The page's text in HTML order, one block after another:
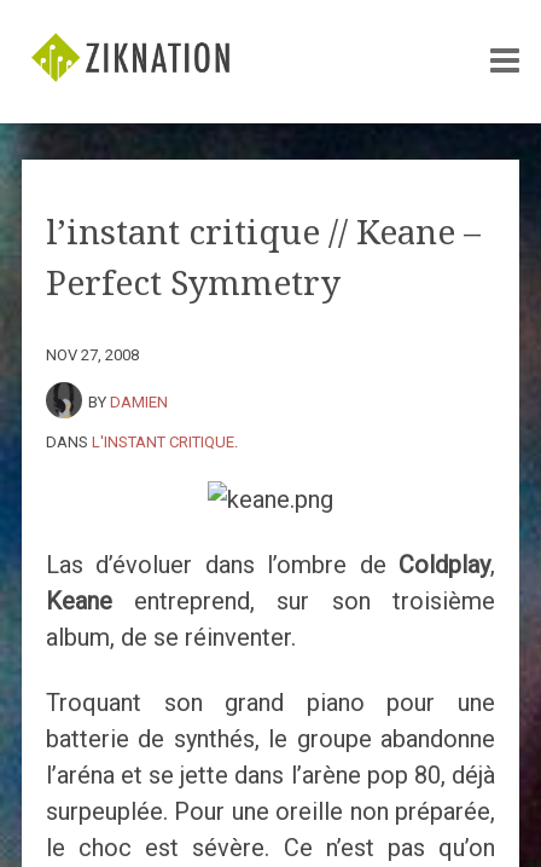
l’instant critique // Keane –
Perfect Symmetry
NOV 27, 2008
BY DAMIEN
DANS L'INSTANT CRITIQUE.
Las d’évoluer dans l’ombre de Coldplay,
Keaneentreprend, sur son troisième
album, de se réinventer.
Troquant son grand piano pour une
batterie de synthés, le groupe abandonne
l’aréna et se jette dans l’arène pop 80, déjà
surpeuplée. Pour une oreille non préparée,
le choc est sévère. Ce n’est pas qu’on